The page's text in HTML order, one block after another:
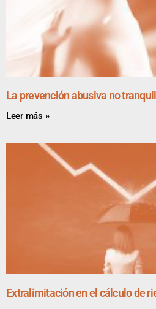
La prevención abusiva no
Leer más »
Extralimitación en el cálculo de